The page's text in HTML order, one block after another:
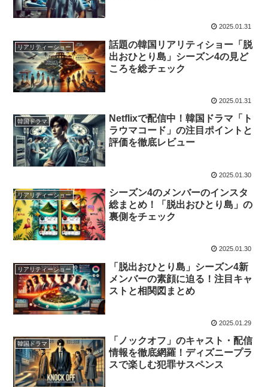
2025.01.31
リアリティーショー
話題の韓国リアリティショー「脱
出おひとり島」シーズン4の見ど
ころを総チェック
2025.01.31
韓国ドラマ
Netflixで配信中！韓国ドラマ「ト
ラウマコード」の注目ポイントと
評価を徹底レビュー
2025.01.30
リアリティーショー
シーズン4のメンバーのインスタ
総まとめ！「脱出おひとり島」の
裏側をチェック
2025.01.30
リアリティーショー
「脱出おひとり島」シーズン4新
メンバーの素顔に迫る！注目キャ
ストと相関図まとめ
2025.01.29
韓国ドラマ
「ノックオフ」のキャスト・配信
情報を徹底網羅！ディズニープラ
スで楽しむ犯罪サスペンス